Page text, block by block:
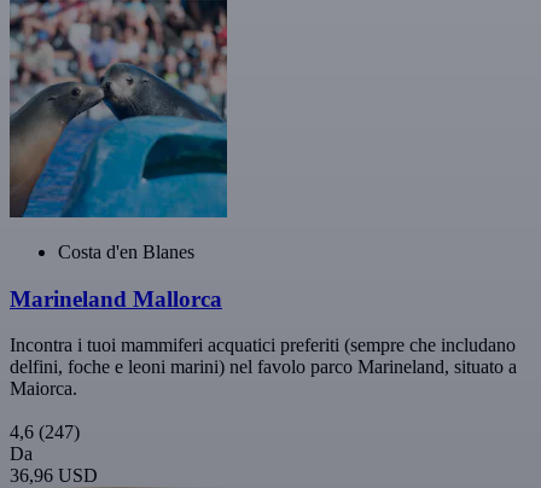
Costa d'en Blanes
Marineland Mallorca
Incontra i tuoi mammiferi acquatici preferiti (sempre che includano
delfini, foche e leoni marini) nel favolo parco Marineland, situato a
Maiorca.
4,6 (247)
Da
36,96 USD